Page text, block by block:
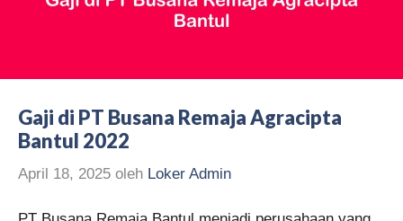
Gaji di PT Busana Remaja Agracipta
Bantul 2022
April 18, 2025 oleh Loker Admin